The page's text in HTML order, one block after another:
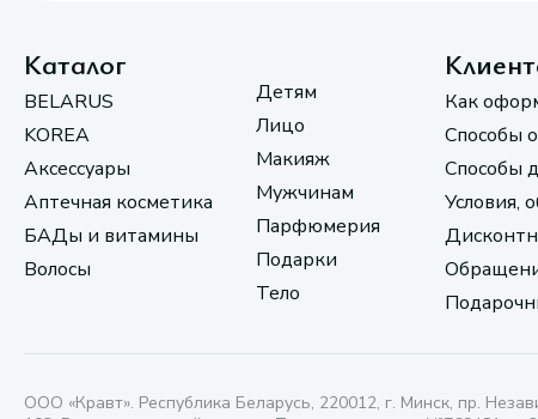
Каталог
BELARUS
KOREA
Аксессуары
Аптечная косметика
БАДы и витамины
Волосы
Детям
Лицо
Макияж
Мужчинам
Парфюмерия
Подарки
Тело
Как
Способы
Способы
Условия,
ООО «Кравт». Республика Беларусь, 220012, г. Минск, пр.